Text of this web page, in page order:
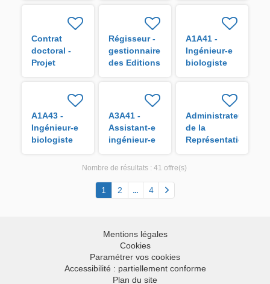
Contrat
doctoral -
Projet
Régisseur -
gestionnaire
des Editions
A1A41 -
Ingénieur-e
biologiste
A1A43 -
Ingénieur-e
biologiste
A3A41 -
Assistant-e
ingénieur-e
en
de données
H/F
Administrateur
de la
Représentation
Nombre de résultats : 41 offre(s)
1 2 4
Mentions légales
Cookies
Paramétrer vos cookies
Accessibilité : partiellement conforme
Plan du site